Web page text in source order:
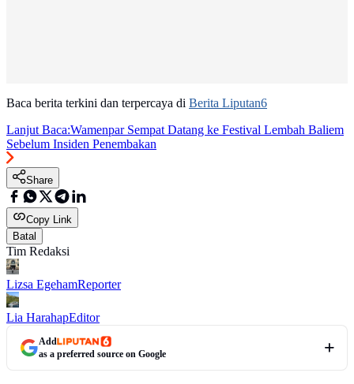
Baca berita terkini dan terpercaya di Berita Liputan6
Lanjut Baca:Wamenpar Sempat Datang ke Festival Lembah Baliem
Sebelum Insiden Penembakan
Share
Copy Link
Batal
Tim Redaksi
Lizsa EgehamReporter
Lia HarahapEditor
Add
as a preferred source on Google